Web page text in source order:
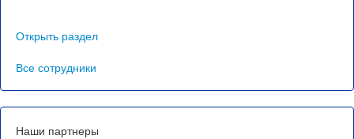
Открыть раздел
Все сотрудники
Наши партнеры